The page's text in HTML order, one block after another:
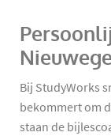
Bij StudyWorks
bekommert om
staan de